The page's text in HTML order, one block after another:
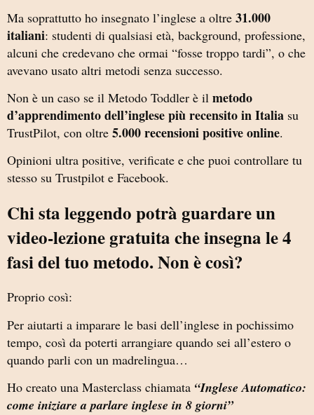
Ma soprattutto ho insegnato l’inglese a oltre 31.000
italiani: studenti di qualsiasi età, background, professione,
alcuni che credevano che ormai “fosse troppo tardi”, o che
avevano usato altri metodi senza successo.
Non è un caso se il Metodo Toddler è il metodo
d’apprendimento dell’inglese più recensito in Italia su
TrustPilot, con oltre 5.000 recensioni positive online.
Opinioni ultra positive, verificate e che puoi controllare tu
stesso su Trustpilot e Facebook.
Chi sta leggendo potrà guardare un
video-lezione gratuita che insegna le 4
fasi del tuo metodo. Non è così?
Proprio così:
Per aiutarti a imparare le basi dell’inglese in pochissimo
tempo, così da poterti arrangiare quando sei all’estero o
quando parli con un madrelingua…
Ho creato una Masterclass chiamata “Inglese Automatico:
come iniziare a parlare inglese in 8 giorni”